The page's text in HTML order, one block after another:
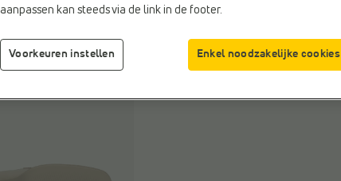
aanpassen kan steeds via de link in de footer.
Voorkeuren instellen Enkel noodzakelijke cookies